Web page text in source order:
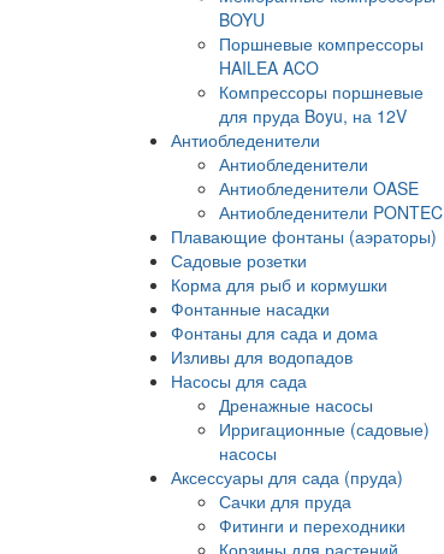
BOYU
Поршневые компрессоры
HAILEA ACO
Компрессоры поршневые
для пруда Boyu, на 12V
Антиобледенители
Антиобледенители
Антиобледенители OASE
Антиобледенители PONTEC
Плавающие фонтаны (аэраторы)
Садовые розетки
Корма для рыб и кормушки
Фонтанные насадки
Фонтаны для сада и дома
Изливы для водопадов
Насосы для сада
Дренажные насосы
Ирригационные (садовые)
насосы
Аксессуары для сада (пруда)
Сачки для пруда
Фитинги и переходники
Корзины для растений